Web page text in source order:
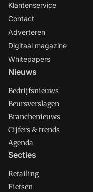
Klantenservice
Contact
Adverteren
Digitaal magazine
Whitepapers
Nieuws
Bedrijfsnieuws
Beursverslagen
Branchenieuws
Cijfers & trends
Agenda
Secties
Retailing
Fietsen